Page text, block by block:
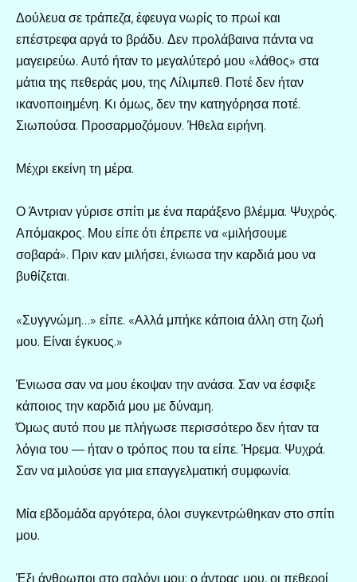
Δούλευα σε τράπεζα, έφευγα νωρίς το πρωί και
επέστρεφα αργά το βράδυ. Δεν προλάβαινα πάντα να
μαγειρεύω. Αυτό ήταν το μεγαλύτερό μου «λάθος» στα
μάτια της πεθεράς μου, της Λίλιμπεθ. Ποτέ δεν ήταν
ικανοποιημένη. Κι όμως, δεν την κατηγόρησα ποτέ.
Σιωπούσα. Προσαρμοζόμουν. Ήθελα ειρήνη.
Μέχρι εκείνη τη μέρα.
Ο Άντριαν γύρισε σπίτι με ένα παράξενο βλέμμα. Ψυχρός.
Απόμακρος. Μου είπε ότι έπρεπε να «μιλήσουμε
σοβαρά». Πριν καν μιλήσει, ένιωσα την καρδιά μου να
βυθίζεται.
«Συγγνώμη…» είπε. «Αλλά μπήκε κάποια άλλη στη ζωή
μου. Είναι έγκυος.»
Ένιωσα σαν να μου έκοψαν την ανάσα. Σαν να έσφιξε
κάποιος την καρδιά μου με δύναμη.
Όμως αυτό που με πλήγωσε περισσότερο δεν ήταν τα
λόγια του — ήταν ο τρόπος που τα είπε. Ήρεμα. Ψυχρά.
Σαν να μιλούσε για μια επαγγελματική συμφωνία.
Μία εβδομάδα αργότερα, όλοι συγκεντρώθηκαν στο σπίτι
μου.
Έξι άνθρωποι στο σαλόνι μου: ο άντρας μου, οι πεθεροί